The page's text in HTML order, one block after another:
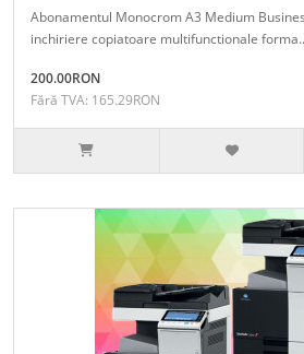
Abonamentul Monocrom A3 Medium
inchiriere copiatoare multifunctionale forma..
200.00RON
Fără TVA: 165.29RON